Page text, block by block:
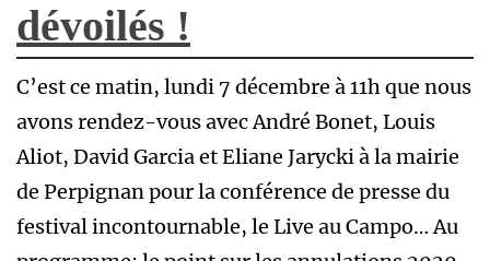
dévoilés !
C’est ce matin, lundi 7 décembre à 11h que nous
avons rendez-vous avec André Bonet, Louis
Aliot, David Garcia et Eliane Jarycki à la mairie
de Perpignan pour la conférence de presse du
festival incontournable, le Live au Campo… Au